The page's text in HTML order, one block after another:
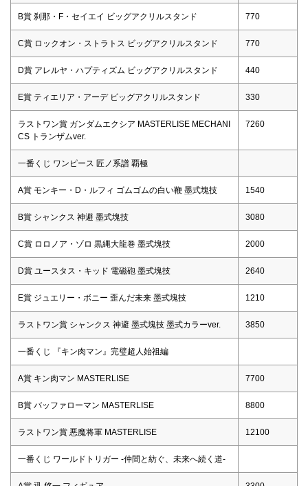
B賞 刹那・F・セイエイ ビッグアクリルスタンド 770
C賞 ロックオン・ストラトス ビッグアクリルスタンド 770
D賞 アレルヤ・ハプティズム ビッグアクリルスタンド 440
E賞 ティエリア・アーデ ビッグアクリルスタンド 330
ラストワン賞 ガンダムエクシア MASTERLISE MECHANI
CS トランザムver.
7260
一番くじ ワンピース 匠ノ系譜 覇極
A賞 モンキー・D・ルフィ ゴムゴムの白い鞭 墨式塊技 1540
B賞 シャンクス 神避 墨式塊技 3080
C賞 ロロノア・ゾロ 黒縄大龍巻 墨式塊技 2000
D賞 ユースタス・キッド 電磁砲 墨式塊技 2640
E賞 ジュエリー・ボニー 歪んだ未来 墨式塊技 1210
ラストワン賞 シャンクス 神避 墨式塊技 墨式カラーver. 3850
一番くじ 『キン肉マン』完璧超人始祖編
A賞 キン肉マン MASTERLISE 7700
B賞 バッファローマン MASTERLISE 8800
ラストワン賞 悪魔将軍 MASTERLISE 12100
一番くじ ワールドトリガー -仲間と紡ぐ、未来へ続く道-